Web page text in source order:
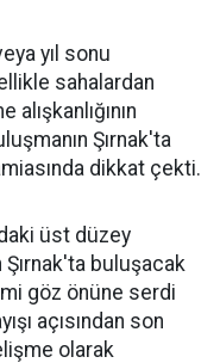
yıl sonu
sahalardan
Şırnak'ta
dikkat çekti.
üst düzey
buluşacak
göz önüne serdi
açısından son
olarak